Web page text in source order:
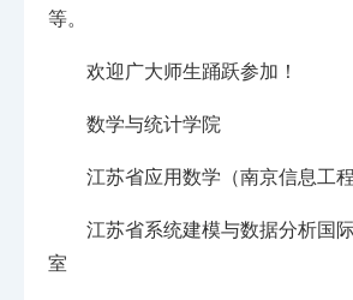
等。
欢迎广大师生踊跃参加！
数学与统计学院
江苏省应用数学（南京信息工
江苏省系统建模与数据分析国
室